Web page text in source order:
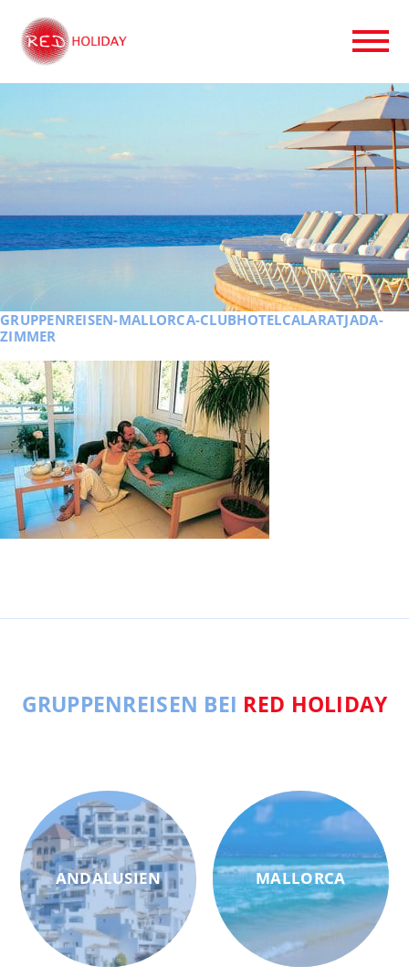
GRUPPENREISEN-MALLORCA-CLUBHOTELCALARATJADA-
ZIMMER
GRUPPENREISEN BEI RED HOLIDAY
ANDALUSIEN MALLORCA